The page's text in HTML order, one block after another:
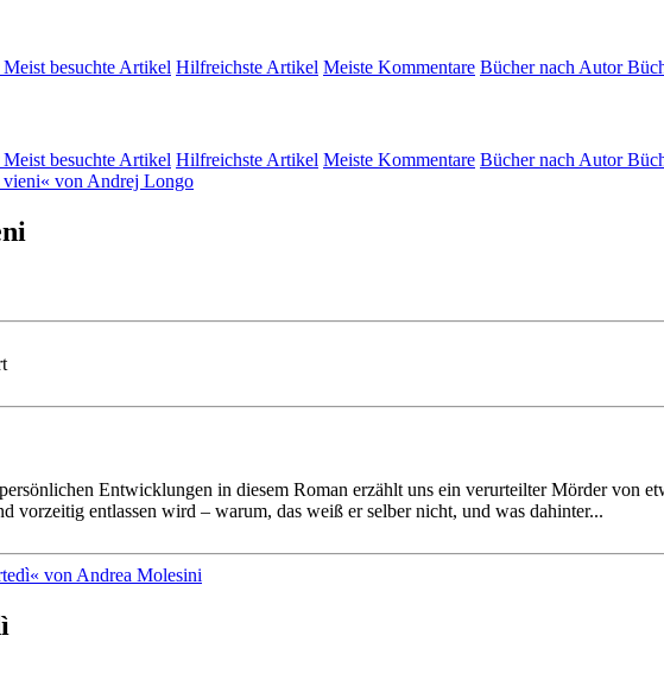
Meist besuchte Artikel Hilfreichste Artikel Meiste Kommentare Bücher nach Autor
Meist besuchte Artikel Hilfreichste Artikel Meiste Kommentare Bücher nach Autor
Entwick­lungen in diesem Roman erzählt uns ein verur­teilter Mörder von
vor­zeitig ent­lassen wird – warum, das weiß er selber nicht, und was dahinter­...